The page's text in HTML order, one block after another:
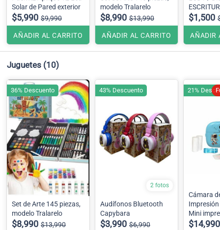
Solar de Pared exterior
$5,990 $9,990
AÑADIR AL CARRITO
modelo Tralarelo
$8,990 $13,990
AÑADIR AL CARRITO
$1,500
AÑADIR
Juguetes (10)
Set de Arte 145 piezas,
modelo Tralarelo
$8,990 $13,990
36% Descuento
2 fotos
Audífonos Bluetooth
Capybara
$3,990 $6,990
43% Descuento
Cámara
Mini
para
$14,990
21%